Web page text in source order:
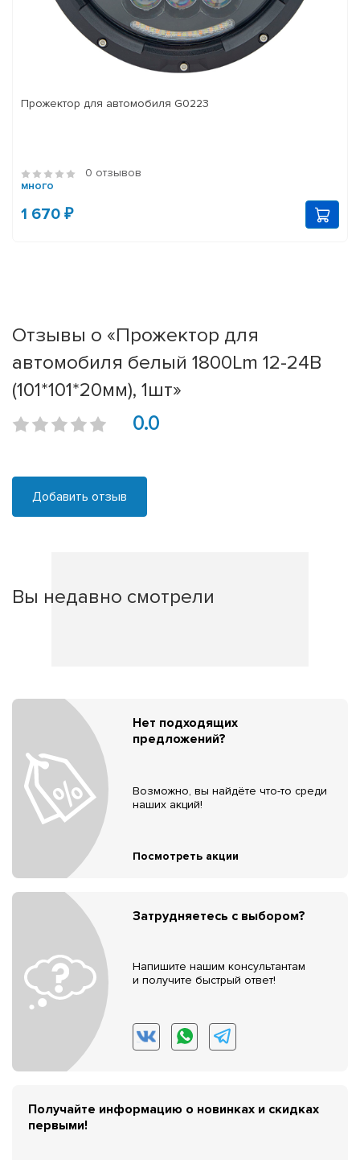
Прожектор для автомобиля G0223
0 отзывов
много
1 670 ₽
Отзывы о «Прожектор для
автомобиля белый 1800Lm 12-24В
(101*101*20мм), 1шт»
0.0
Добавить отзыв
Вы недавно смотрели
Нет подходящих
предложений?
Возможно, вы найдёте что-то среди
наших акций!
Посмотреть акции
Затрудняетесь с выбором?
Напишите нашим консультантам
и получите быстрый ответ!
Получайте информацию о новинках и скидках
первыми!